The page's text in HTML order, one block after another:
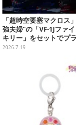
「超時空要塞マクロス
強夫婦”の「VF-1Jファ
キリー」をセットでプ
気圏外仕様パイロットス
2026.7.19